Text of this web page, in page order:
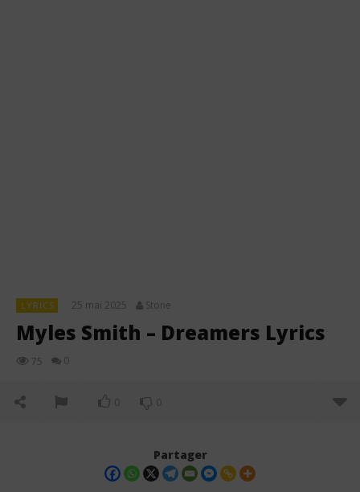
LYRICS 25 mai 2025 Stone
Myles Smith – Dreamers Lyrics
75 0
0 0
Partager